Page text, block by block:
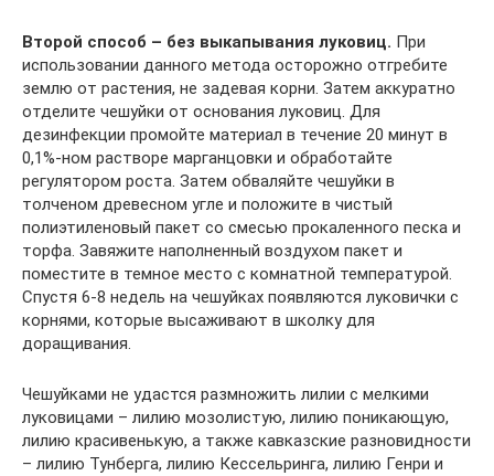
Второй способ – без выкапывания луковиц. При
использовании данного метода осторожно отгребите
землю от растения, не задевая корни. Затем аккуратно
отделите чешуйки от основания луковиц. Для
дезинфекции промойте материал в течение 20 минут в
0,1%-ном растворе марганцовки и обработайте
регулятором роста. Затем обваляйте чешуйки в
толченом древесном угле и положите в чистый
полиэтиленовый пакет со смесью прокаленного песка и
торфа. Завяжите наполненный воздухом пакет и
поместите в темное место с комнатной температурой.
Спустя 6-8 недель на чешуйках появляются луковички с
корнями, которые высаживают в школку для
доращивания.
Чешуйками не удастся размножить лилии с мелкими
луковицами – лилию мозолистую, лилию поникающую,
лилию красивенькую, а также кавказские разновидности
– лилию Тунберга, лилию Кессельринга, лилию Генри и